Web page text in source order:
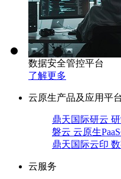
数据安全管控平台
了解更多
云原生产品及应用平台
鼎天国际研云
磐云 云原生
鼎天国际云印
云服务